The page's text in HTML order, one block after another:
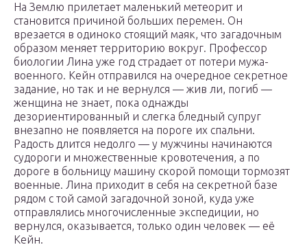
На Землю прилетает маленький метеорит и
становится причиной больших перемен. Он
врезается в одиноко стоящий маяк, что загадочным
образом меняет территорию вокруг. Профессор
биологии Лина уже год страдает от потери мужа-
военного. Кейн отправился на очередное секретное
задание, но так и не вернулся — жив ли, погиб —
женщина не знает, пока однажды
дезориентированный и слегка бледный супруг
внезапно не появляется на пороге их спальни.
Радость длится недолго — у мужчины начинаются
судороги и множественные кровотечения, а по
дороге в больницу машину скорой помощи тормозят
военные. Лина приходит в себя на секретной базе
рядом с той самой загадочной зоной, куда уже
отправлялись многочисленные экспедиции, но
вернулся, оказывается, только один человек — её
Кейн.